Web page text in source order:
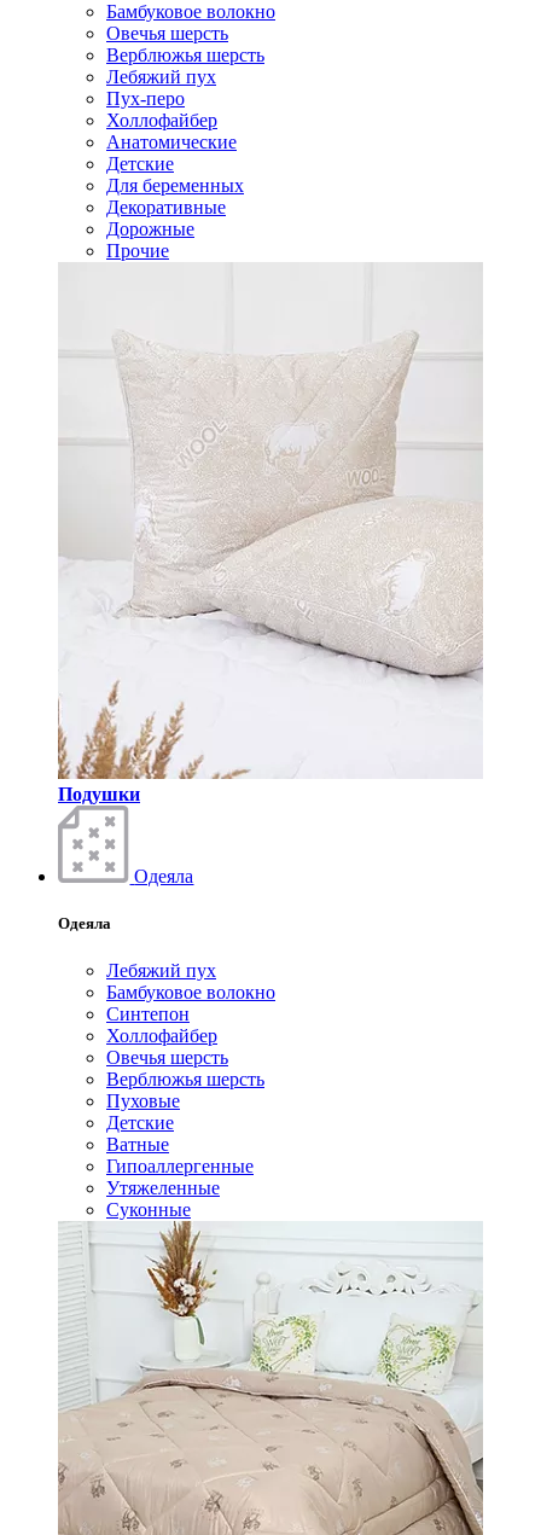
Бамбуковое волокно
Овечья шерсть
Верблюжья шерсть
Лебяжий пух
Пух-перо
Холлофайбер
Анатомические
Детские
Для беременных
Декоративные
Дорожные
Прочие
Подушки
Одеяла
Одеяла
Лебяжий пух
Бамбуковое волокно
Синтепон
Холлофайбер
Овечья шерсть
Верблюжья шерсть
Пуховые
Детские
Ватные
Гипоаллергенные
Утяжеленные
Суконные